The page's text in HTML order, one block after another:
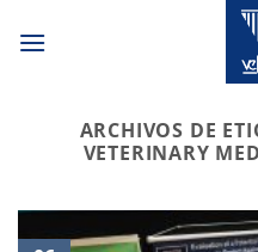
ARCHIVOS DE
VETERINARY